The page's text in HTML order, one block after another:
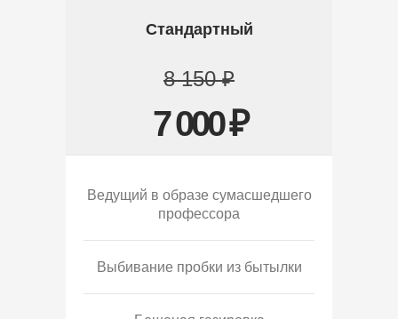
Стандартный
8 150 ₽
7 000 ₽
Ведущий в образе сумасшедшего
профессора
Выбивание пробки из бытылки